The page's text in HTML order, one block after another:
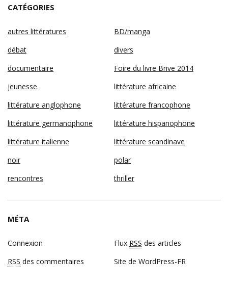
CATÉGORIES
autres littératures
BD/manga
débat
divers
documentaire
Foire du livre Brive 2014
jeunesse
littérature africaine
littérature anglophone
littérature francophone
littérature germanophone
littérature hispanophone
littérature italienne
littérature scandinave
noir
polar
rencontres
thriller
MÉTA
Connexion Flux RSS des articles
RSS des commentaires Site de WordPress-FR